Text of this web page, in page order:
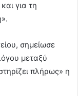
για τη
σημείωσε
μεταξύ
πλήρως» η